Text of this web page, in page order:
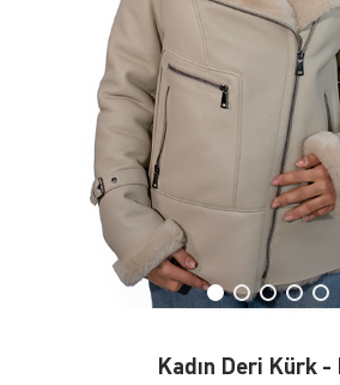
Kadın Deri Kürk -